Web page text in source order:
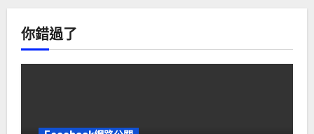
你錯過了